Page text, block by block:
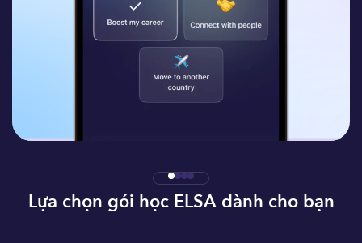
Lựa chọn gói học ELSA dành cho bạn